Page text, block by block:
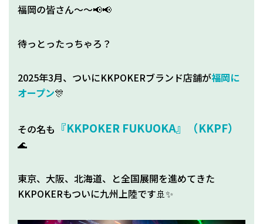
福岡の皆さん～～📢📢
待っとったっちゃろ？
2025年3月、ついにKKPOKERブランド店舗が福岡に
オープン🎊
その名も 『KKPOKER FUKUOKA』（KKPF）
🌊
東京、大阪、北海道、と全国展開を進めてきた
KKPOKERもついに九州上陸です🚢✨